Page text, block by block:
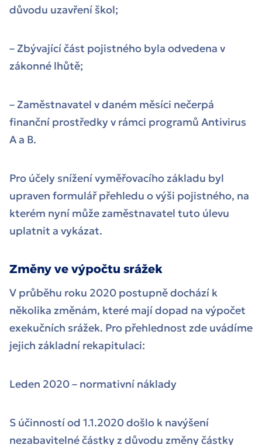
důvodu uzavření škol;
– Zbývající část pojistného byla odvedena v
zákonné lhůtě;
– Zaměstnavatel v daném měsíci nečerpá
finanční prostředky v rámci programů Antivirus
A a B.
Pro účely snížení vyměřovacího základu byl
upraven formulář přehledu o výši pojistného, na
kterém nyní může zaměstnavatel tuto úlevu
uplatnit a vykázat.
Změny ve výpočtu srážek
V průběhu roku 2020 postupně dochází k
několika změnám, které mají dopad na výpočet
exekučních srážek. Pro přehlednost zde uvádíme
jejich základní rekapitulaci:
Leden 2020 – normativní náklady
S účinností od 1.1.2020 došlo k navýšení
nezabavitelné částky z důvodu změny částky